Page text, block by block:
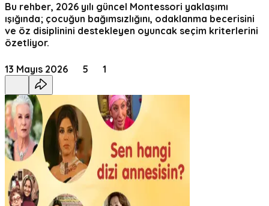
Bu rehber, 2026 yılı güncel Montessori yaklaşımı
ışığında; çocuğun bağımsızlığını, odaklanma becerisini
ve öz disiplinini destekleyen oyuncak seçim kriterlerini
özetliyor.
13 Mayıs 2026 5 1